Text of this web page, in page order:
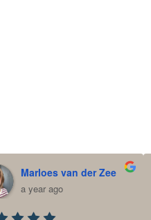
Marloes van der Zee
a year ago